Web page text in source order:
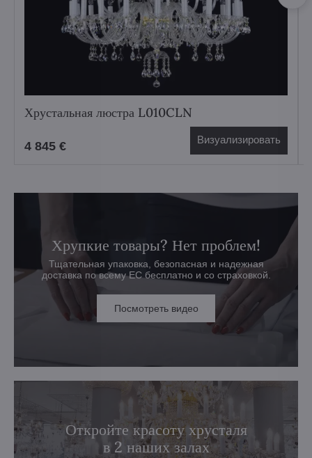
Хрустальная люстра L010CLN
4 845 € Визуализировать
Хрупкие товары? Нет проблем!
Тщательная упаковка, безопасная и надежная
доставка по всему ЕС бесплатно и со страховкой.
Посмотреть видео
Откройте красоту хрусталя
в 2 наших залах